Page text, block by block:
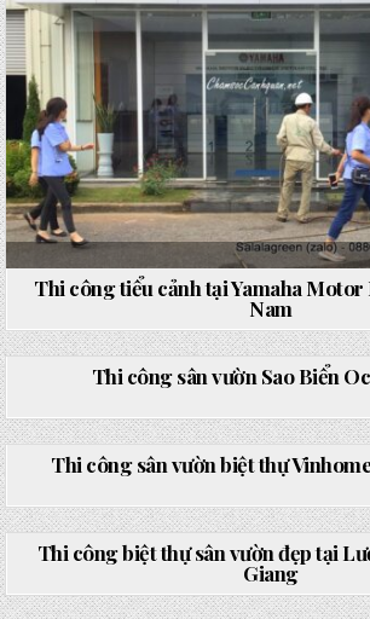
Thi công tiểu cảnh tại Yamaha
Nam
Posted
in
Thi công sân vườn Sao Biển
Posted
in
Thi công sân vườn biệt thự
Posted
Thi công biệt thự sân vườn đẹp tại
Giang